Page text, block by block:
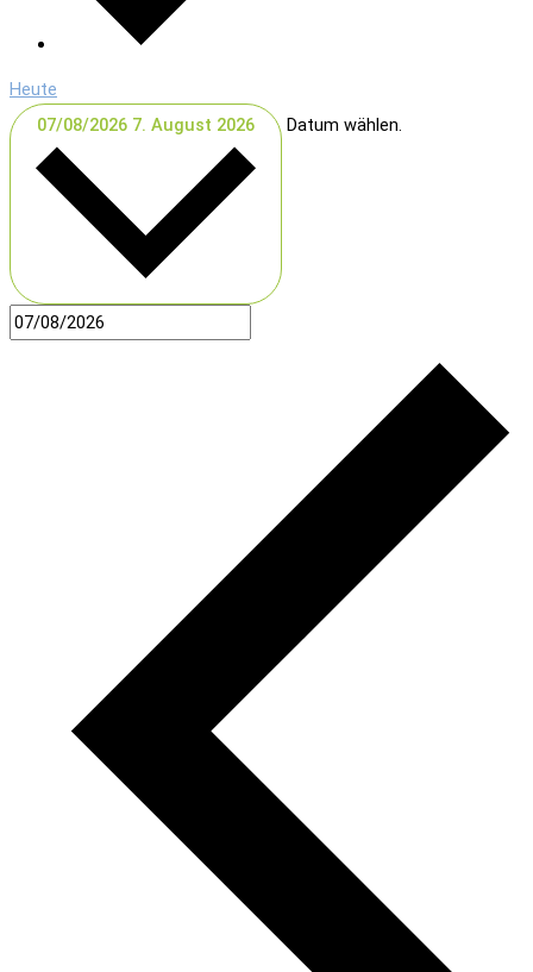
Heute
07/08/2026 7. August 2026 Datum wählen.